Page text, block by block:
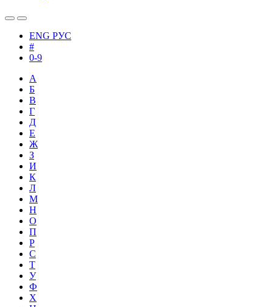
ENG РУС
#
0-9
А
Б
В
Г
Д
Е
Ж
З
И
К
Л
М
Н
О
П
Р
С
Т
У
Ф
Х